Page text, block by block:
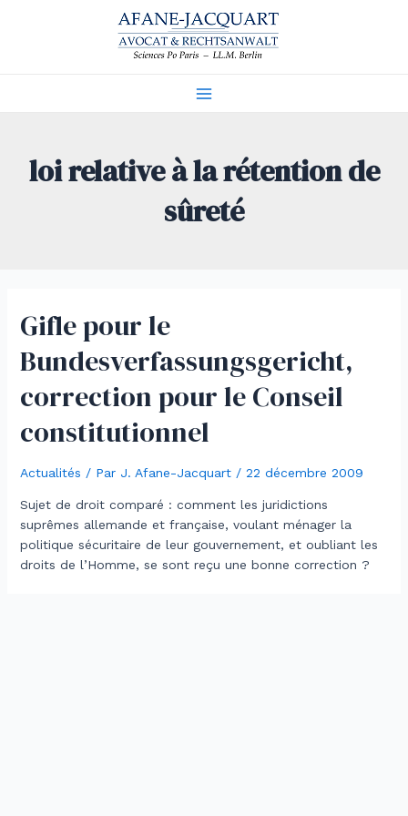
loi relative à la rétention de
sûreté
Gifle pour le
Bundesverfassungsgericht,
correction pour le Conseil
constitutionnel
Actualités / Par J. Afane-Jacquart / 22 décembre 2009
Sujet de droit comparé : comment les juridictions
suprêmes allemande et française, voulant ménager la
politique sécuritaire de leur gouvernement, et oubliant les
droits de l’Homme, se sont reçu une bonne correction ?